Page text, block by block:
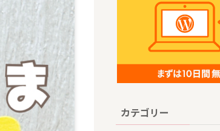
カテゴリー